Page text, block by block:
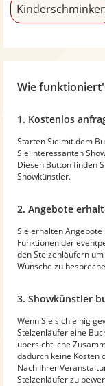
Wie
1. Kostenlos
Starten Sie mit dem
Sie interessanten
Diesen Button finden
Showkünstler.
2. Angebote
Sie erhalten
Funktionen der
den Stelzenläufern
Wünsche zu
3. Showkünstler
Wenn Sie sich einig
Stelzenläufer eine
übersichtliche
dadurch keine Kosten
Nach Ihrer
Stelzenläufer zu